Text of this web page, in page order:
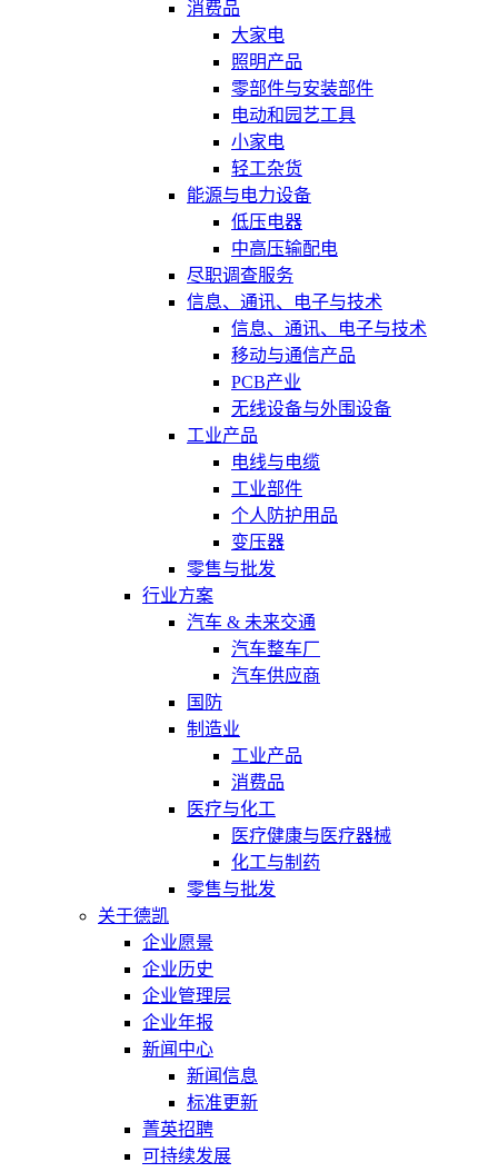
消费品
大家电
照明产品
零部件与安装部件
电动和园艺工具
小家电
轻工杂货
能源与电力设备
低压电器
中高压输配电
尽职调查服务
信息、通讯、电子与技术
信息、通讯、电子与技术
移动与通信产品
PCB产业
无线设备与外围设备
工业产品
电线与电缆
工业部件
个人防护用品
变压器
零售与批发
行业方案
汽车 & 未来交通
汽车整车厂
汽车供应商
国防
制造业
工业产品
消费品
医疗与化工
医疗健康与医疗器械
化工与制药
零售与批发
关于德凯
企业愿景
企业历史
企业管理层
企业年报
新闻中心
新闻信息
标准更新
菁英招聘
可持续发展